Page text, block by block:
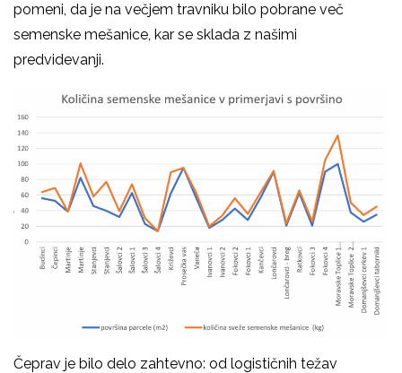
pomeni, da je na večjem travniku bilo pobrane več
semenske mešanice, kar se sklada z našimi
predvidevanji.
Čeprav je bilo delo zahtevno: od logističnih težav